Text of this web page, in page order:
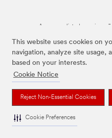
This website uses cookies on
navigation, analyze site usage,
based on your interests.
Cookie Notice
Reject Non-Essential Cookies
Cookie Preferences
As marcas listadas a cima